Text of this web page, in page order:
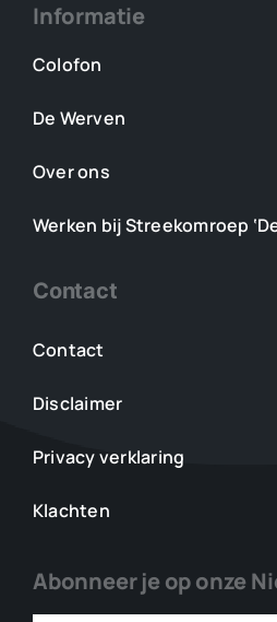
Informatie
Colofon
De Werven
Over ons
Werken bij Streekomroep
Contact
Contact
Disclaimer
Privacy verklaring
Klachten
Abonneer je op onze